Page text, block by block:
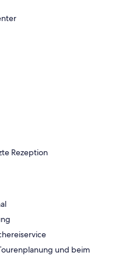
Rezeption
und beim